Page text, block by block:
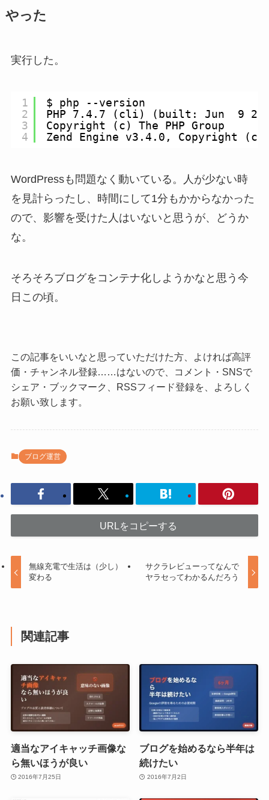
やった
実行した。
1
2
3
4
$ php --version
PHP 7.4.7 (cli) (built: Jun  9
Copyright (c) The PHP Group
Zend Engine v3.4.0, Copyright (c)
WordPressも問題なく動いている。人が少ない時
を見計らったし、時間にして1分もかからなかった
ので、影響を受けた人はいないと思うが、どうか
な。
そろそろブログをコンテナ化しようかなと思う今
日この頃。
この記事をいいなと思っていただけた方、よければ高評
価・チャンネル登録……はないので、コメント・SNSで
シェア・ブックマーク、RSSフィード登録を、よろしく
お願い致します。
ブログ運営
URLをコピーする
無線充電で生活は（少し）
変わる
サクラレビューってなんで
ヤラセってわかるんだろう
関連記事
適当なアイキャッチ画像な
ら無いほうが良い
2016年7月25日
ブログを始めるなら半年は
続けたい
2016年7月2日